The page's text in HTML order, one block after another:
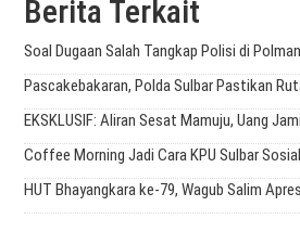
Berita Terkait
Pascakebakaran, Polda Sulbar Pastikan
Coffee Morning Jadi Cara KPU Sulbar